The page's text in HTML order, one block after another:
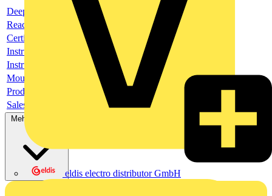
eldis electro distributor GmbH
Deeplink product page
Reach Declaration URL
Certificate
Instructions for use
Instructions for use
Mounting Instruction
Product data sheet
Sales brochure
Mehr anzeigen